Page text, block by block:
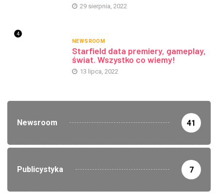
29 sierpnia, 2022
4
NEWSROOM
Starfield data premiery, gameplay,
świat. Wszystko co wiemy!
13 lipca, 2022
Newsroom 41
Publicystyka 7